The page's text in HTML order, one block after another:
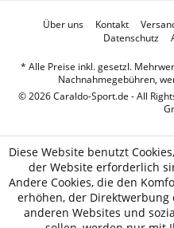
Über uns Kontakt
Datenschutz
* Alle Preise inkl. gesetzl.
Nachnahmegebühren,
© 2026 Caraldo-Sport.de - All
Diese Website benutzt
der Website erforderlich
Andere Cookies, die den
erhöhen, der
anderen Websites und